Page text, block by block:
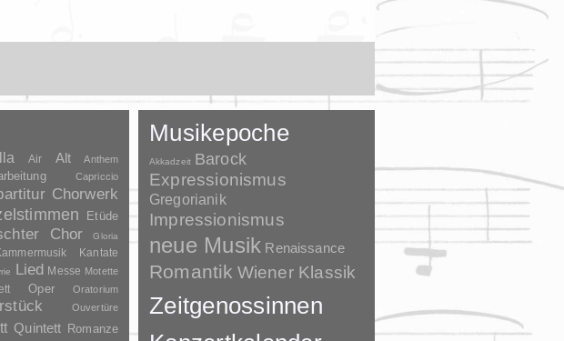
Air Alt Anthem
Capriccio
Chorwerk
Etüde
Chor Gloria
Kantate
Lied Messe Motette
Oper Oratorium
Ouvertüre
Quintett Romanze
Musikepoche
Akkadzeit Barock
Expressionismus
Gregorianik
Impressionismus
neue Musik Renaissance
Romantik Wiener Klassik
Zeitgenossinnen